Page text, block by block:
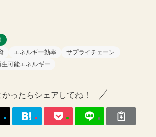
エネルギー効率
サプライチェーン
生可能エネルギー
かったらシェアしてね！